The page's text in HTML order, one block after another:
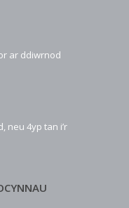
ar ddiwrnod
neu 4yp tan i’r